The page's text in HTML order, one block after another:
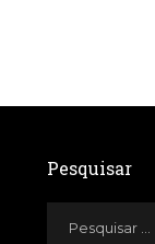
Pesquisar